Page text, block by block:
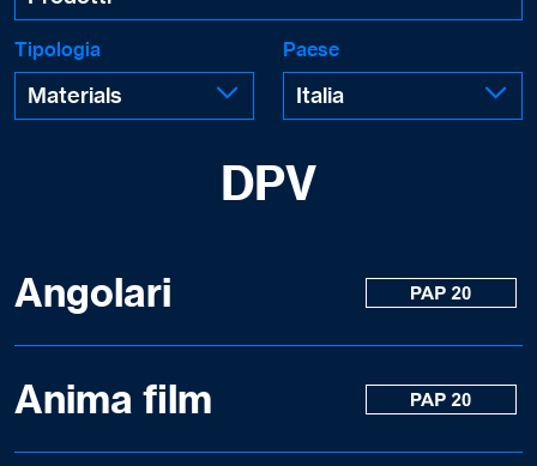
Tipologia Paese
DPV
Angolari
Anima film